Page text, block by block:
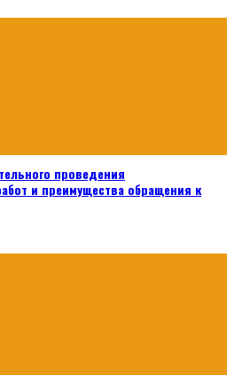
проведения
и преимущества обращения к